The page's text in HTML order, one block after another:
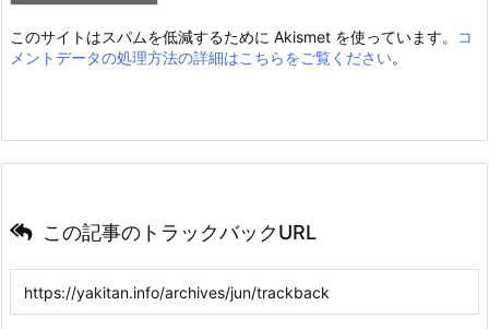
このサイトはスパムを低減するために Akismet を使っています。
コ
メントデータの処理方法の詳細はこちらをご覧ください。
この記事のトラックバックURL